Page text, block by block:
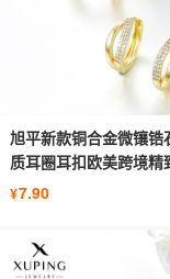
旭平新款铜合金微镶锆
质耳圈耳扣欧美跨境精
发女
¥7.90